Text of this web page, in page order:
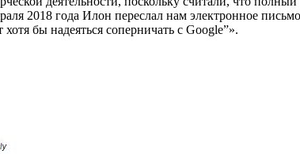
2018 года Илон переслал нам электронное
бы надеяться соперничать с Google”».